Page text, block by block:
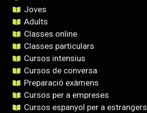
Joves
Adults
Classes online
Classes particulars
Cursos intensius
Cursos de conversa
Preparació exàmens
Cursos per a empreses
Cursos espanyol per a estrangers